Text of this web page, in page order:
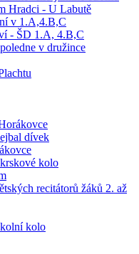
Hradci - U Labutě
v 1.A,4.B,C
- ŠD 1.A, 4.B,C
v družince
dívek
kolo
recitátorů žáků 2. až
kolo